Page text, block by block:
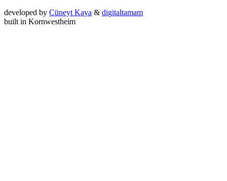
developed by Cüneyt Kaya & digitaltamam
built in Kornwestheim